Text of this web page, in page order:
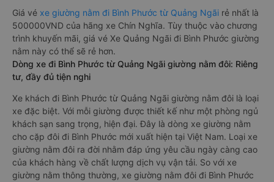
Giá vé xe giường nằm đi Bình Phước từ Quảng Ngãi rẻ nhất là
500000VND của hãng xe Chín Nghĩa. Tùy thuộc vào chương
trình khuyến mãi, giá vé Xe Quảng Ngãi đi Bình Phước giường
nằm này có thể sẽ rẻ hơn.
Dòng xe đi Bình Phước từ Quảng Ngãi giường nằm đôi: Riêng
tư, đầy đủ tiện nghi
Xe khách đi Bình Phước từ Quảng Ngãi giường nằm đôi là loại
xe đặc biệt. Với mỗi giường được thiết kế như một phòng ngủ
khách sạn sang trọng, hiện đại. Đây là dòng xe giường nằm
cho cặp đôi đi Bình Phước mới xuất hiện tại Việt Nam. Loại xe
giường nằm đôi ra đời nhằm đáp ứng yêu cầu ngày càng cao
của khách hàng về chất lượng dịch vụ vận tải. So với xe
giường nằm thông thường, xe giường nằm đôi đi Bình Phước